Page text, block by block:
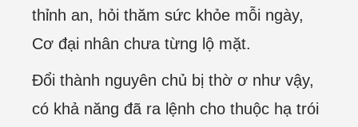
thỉnh an, hỏi thăm sức khỏe mỗi ngày,
Cơ đại nhân chưa từng lộ mặt.
Đổi thành nguyên chủ bị thờ ơ như vậy,
có khả năng đã ra lệnh cho thuộc hạ trói